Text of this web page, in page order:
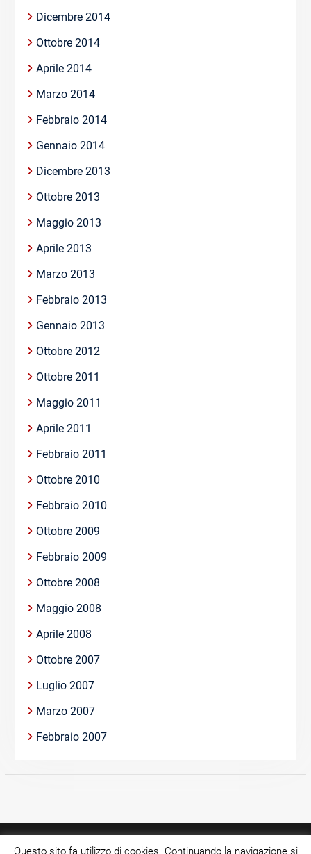
Dicembre 2014
Ottobre 2014
Aprile 2014
Marzo 2014
Febbraio 2014
Gennaio 2014
Dicembre 2013
Ottobre 2013
Maggio 2013
Aprile 2013
Marzo 2013
Febbraio 2013
Gennaio 2013
Ottobre 2012
Ottobre 2011
Maggio 2011
Aprile 2011
Febbraio 2011
Ottobre 2010
Febbraio 2010
Ottobre 2009
Febbraio 2009
Ottobre 2008
Maggio 2008
Aprile 2008
Ottobre 2007
Luglio 2007
Marzo 2007
Febbraio 2007